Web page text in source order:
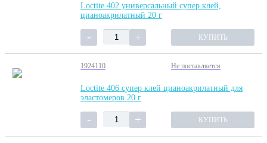
Loctite 402 универсальный супер клей,
цианоакрилатный 20 г
КУПИТЬ
1924110 Не поставляется
Loctite 406 супер клей цианоакрилатный для
эластомеров 20 г
КУПИТЬ